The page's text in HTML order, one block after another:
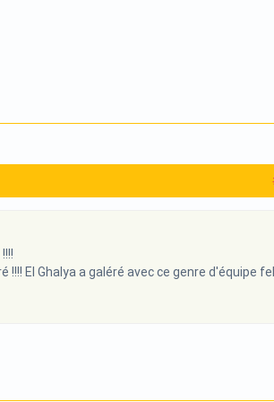
El Ghalya a galéré avec ce genre d'équipe fel